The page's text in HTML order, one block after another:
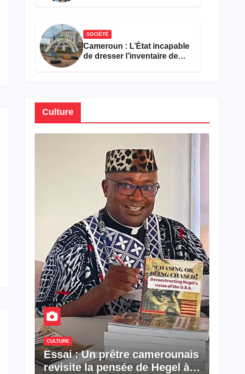
SOCIÉTÉ
Cameroun : L’État incapable
de dresser l’inventaire de
Culture
CULTURE
Essai : Un prêtre camerounais
revisite la pensée de Hegel à